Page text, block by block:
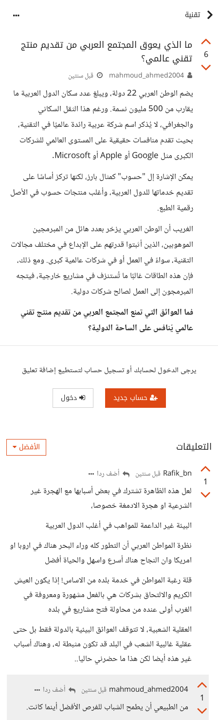
تقنية
6
ما الذي يعوق المجتمع العربي من تقديم منتج
تقني عالمي؟
قبل سنتين
يضم الوطن العربي 22 دولة، ويبلغ عدد سكان الدول العربية ما
يقارب من 500 مليون نسمة. ورغم هذا الثقل السكاني
والجغرافي، لا يُذكر اسم شركة عربية رائدة عالميًا في التقنية،
بحيث تقدم منافسات حقيقية على المستوى العالمي للشركات
الكبرى مثل Google أو Apple أو Microsoft.
يمكن الإشارة إل "حسوب" كمثال بارز، لكنها تركز أساسًا على
تقديم خدماتها للدول العربية، وأغلب منتجات حسوب في الأصل
رقمية الطبع.
الغريب أن الوطن العربي يزخر بعدد هائل من المبرمجين
الموهوبين، الذين أثبتوا قدرتهم على الإبداع في مختلف مجالات
التقنية، سواءً في العمل أو في شركات عالمية كبرى. ومع ذلك،
فإن هذه الطاقات غالبًا ما تُستنزف في مشاريع خارجية، فيتجه
المبرمجون إلى العمل لصالح شركات دولية.
فما العوائق التي تمنع المجتمع العربي من تقديم منتج تقني
عالمي يُنافس على الساحة الدولية؟
يرجى الدخول لحسابك أو تسجيل حساب لتستطيع إضافة تعليق
حساب جديد دخول
التعليقات الأفضل
1
Rafik_bn قبل سنتين أضف ردا
لعل هذه الظاهرة تشترك في بعض أسبابها مع الهجرة غير
الشرعية او هجرة الادمغة خصوصا،
البيئة غير الداعمة للمواهب في أغلب الدول العربية
نظرة المواطن العربي أن التطور كله وراء البحر هناك في اروبا او
امريكا وان النجاح هناك أسرع واسهل والحياة أفضل
قلة رغبة المواطن في خدمة بلده من الاساس! إذا يكون العيش
الكريم والالتحاق بشركات هي بالفعل مشهورة ومعروفة في
الغرب أولى عنده من محاولة فتح مشاريع في بلده
العقلية الشعبية، لا تتوقف العوائق البيئية بالدولة فقط بل حتى
عقلية غالبية الشعب في البلد قد تكون مثبطة له، وهناك أسباب
غير هذه أيضا لكن هذا ما حضرني حاليا..
1
mahmoud_ahmed2004 قبل سنتين أضف ردا
من الطبيعي أن يطمح الشباب للفرص الأفضل أينما كانت.